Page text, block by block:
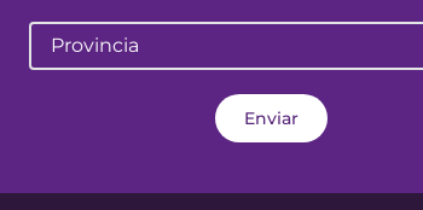
Provincia
Enviar